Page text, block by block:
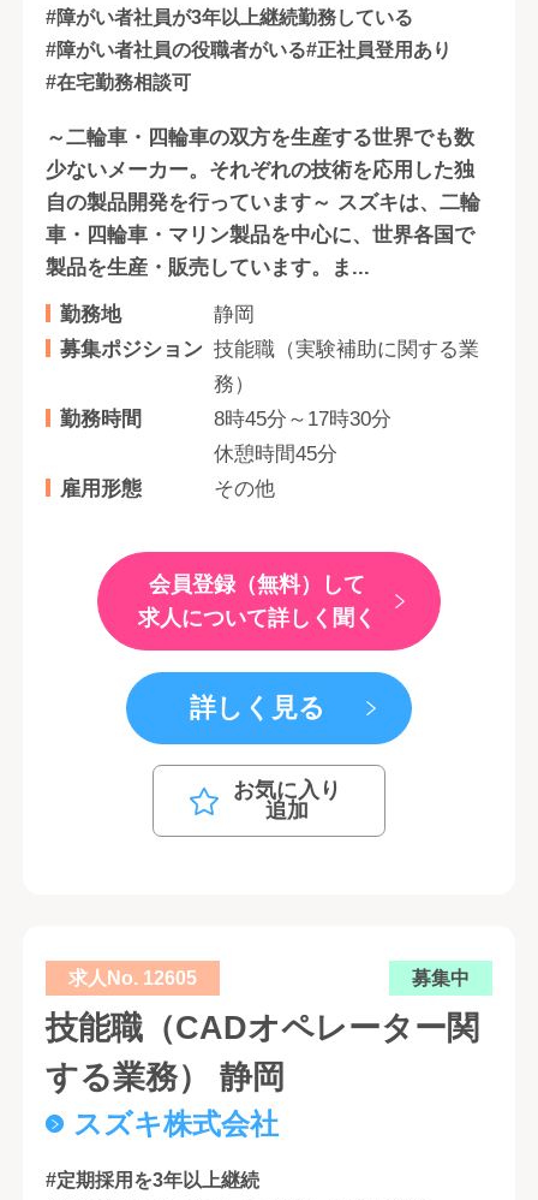
#障がい者社員が3年以上継続勤務している
#障がい者社員の役職者がいる#正社員登用あり
#在宅勤務相談可
～二輪車・四輪車の双方を生産する世界でも数
少ないメーカー。それぞれの技術を応用した独
自の製品開発を行っています～ スズキは、二輪
車・四輪車・マリン製品を中心に、世界各国で
製品を生産・販売しています。ま...
勤務地
静岡
募集ポジション 技能職（実験補助に関する業
務）
勤務時間
8時45分～17時30分
休憩時間45分
雇用形態
その他
会員登録（無料）して
求人について詳しく聞く
詳しく見る
お気に入り
追加
求人No. 12605 募集中
技能職（CADオペレーター関
する業務） 静岡
スズキ株式会社
#定期採用を3年以上継続